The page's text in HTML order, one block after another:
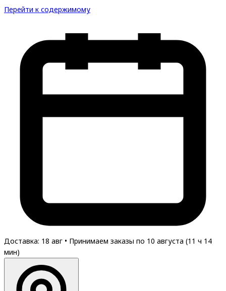
Перейти к содержимому
Доставка: 18 авг • Принимаем заказы по 10 августа (11 ч 14
мин)